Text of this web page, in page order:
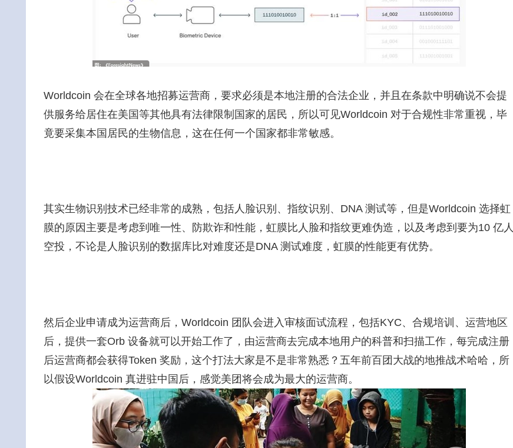
Worldcoin 会在全球各地招募运营商，要求必须是本地注册的合法企业，并且在条款中明确说不会提
供服务给居住在美国等其他具有法律限制国家的居民，所以可见Worldcoin 对于合规性非常重视，毕
竟要采集本国居民的生物信息，这在任何一个国家都非常敏感。
其实生物识别技术已经非常的成熟，包括人脸识别、指纹识别、DNA 测试等，但是Worldcoin 选择虹
膜的原因主要是考虑到唯一性、防欺诈和性能，虹膜比人脸和指纹更难伪造，以及考虑到要为10 亿人
空投，不论是人脸识别的数据库比对难度还是DNA 测试难度，虹膜的性能更有优势。
然后企业申请成为运营商后，Worldcoin 团队会进入审核面试流程，包括KYC、合规培训、运营地区
后，提供一套Orb 设备就可以开始工作了，由运营商去完成本地用户的科普和扫描工作，每完成注册
后运营商都会获得Token 奖励，这个打法大家是不是非常熟悉？五年前百团大战的地推战术哈哈，所
以假设Worldcoin 真进驻中国后，感觉美团将会成为最大的运营商。